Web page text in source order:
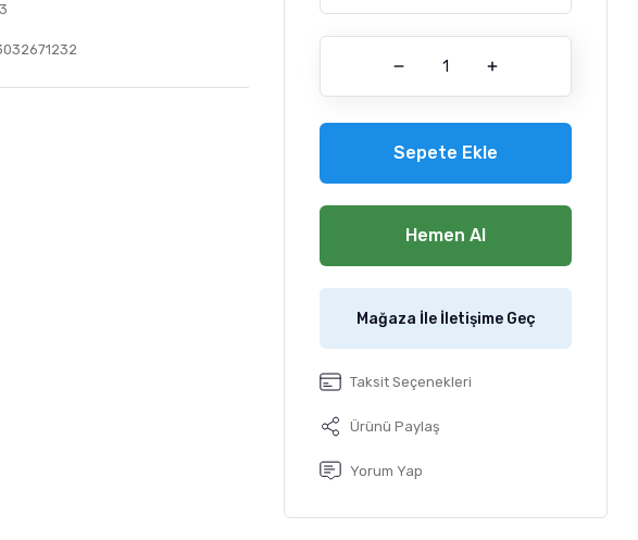
Sepete Ekle
Hemen Al
Mağaza İle İletişime Geç
Taksit Seçenekleri
Ürünü Paylaş
Yorum Yap